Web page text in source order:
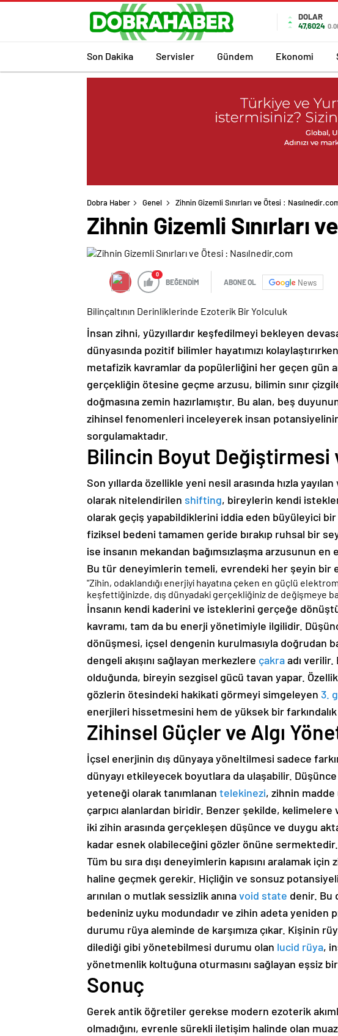
DOLAR
47,6024
Son Dakika Servisler Gündem Ekonomi
Dobra Haber Genel Zihnin Gizemli Sınırları ve Ötesi :
Zihnin Gizemli Sınırları
0
BEĞENDİM ABONE OL News
Bilinçaltının Derinliklerinde Ezoterik Bir Yolculuk
İnsan zihni, yüzyıllardır keşfedilmeyi bekleyen
dünyasında pozitif bilimler hayatımızı
metafizik kavramlar da popülerliğini her geçen gün
gerçekliğin ötesine geçme arzusu, bilimin sınır
doğmasına zemin hazırlamıştır. Bu alan, beş
zihinsel fenomenleri inceleyerek insan
sorgulamaktadır.
Bilincin Boyut Değiştirmesi
Son yıllarda özellikle yeni nesil arasında hızla
olarak nitelendirilen shifting, bireylerin kendi
olarak geçiş yapabildiklerini iddia eden büyüleyici
fiziksel bedeni tamamen geride bırakıp ruhsal bir
ise insanın mekandan bağımsızlaşma arzusunun
Bu tür deneyimlerin temeli, evrendeki her şeyin bir
"Zihin, odaklandığı enerjiyi hayatına çeken en güçlü
keşfettiğinizde, dış dünyadaki gerçekliğiniz de değişmeye
İnsanın kendi kaderini ve isteklerini gerçeğe
kavramı, tam da bu enerji yönetimiyle ilgilidir.
dönüşmesi, içsel dengenin kurulmasıyla doğrudan
dengeli akışını sağlayan merkezlere çakraadı
olduğunda, bireyin sezgisel gücü tavan yapar.
gözlerin ötesindeki hakikati görmeyi simgeleyen 3.
enerjileri hissetmesini hem de yüksek bir farkındalık
Zihinsel Güçler ve Algı
İçsel enerjinin dış dünyaya yöneltilmesi sadece
dünyayı etkileyecek boyutlara da ulaşabilir.
yeteneği olarak tanımlanan telekinezi, zihnin
çarpıcı alanlardan biridir. Benzer şekilde,
iki zihin arasında gerçekleşen düşünce ve duygu
kadar esnek olabileceğini gözler önüne sermektedir.
Tüm bu sıra dışı deneyimlerin kapısını aralamak
haline geçmek gerekir. Hiçliğin ve sonsuz
arınılan o mutlak sessizlik anınavoid state denir. Bu
bedeniniz uyku modundadır ve zihin adeta
durumu rüya aleminde de karşımıza çıkar. Kişinin
dilediği gibi yönetebilmesi durumu olan lucid rüya,
yönetmenlik koltuğuna oturmasını sağlayan eşsiz
Sonuç
Gerek antik öğretiler gerekse modern ezoterik
olmadığını, evrenle sürekli iletişim halinde olan